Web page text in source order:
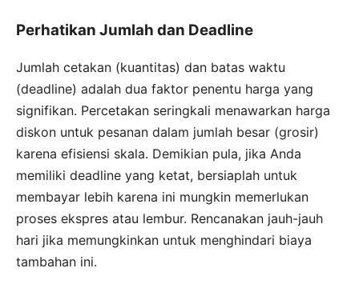
Perhatikan Jumlah dan Deadline
Jumlah cetakan (kuantitas) dan batas waktu
(deadline) adalah dua faktor penentu harga yang
signifikan. Percetakan seringkali menawarkan harga
diskon untuk pesanan dalam jumlah besar (grosir)
karena efisiensi skala. Demikian pula, jika Anda
memiliki deadline yang ketat, bersiaplah untuk
membayar lebih karena ini mungkin memerlukan
proses ekspres atau lembur. Rencanakan jauh-jauh
hari jika memungkinkan untuk menghindari biaya
tambahan ini.